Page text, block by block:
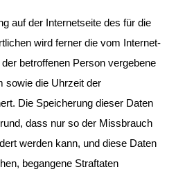
auf der Internetseite des für die
wird ferner die vom Internet-
betroffenen Person vergebene
sowie die Uhrzeit der
Die Speicherung dieser Daten
dass nur so der Missbrauch
werden kann, und diese Daten
begangene Straftaten